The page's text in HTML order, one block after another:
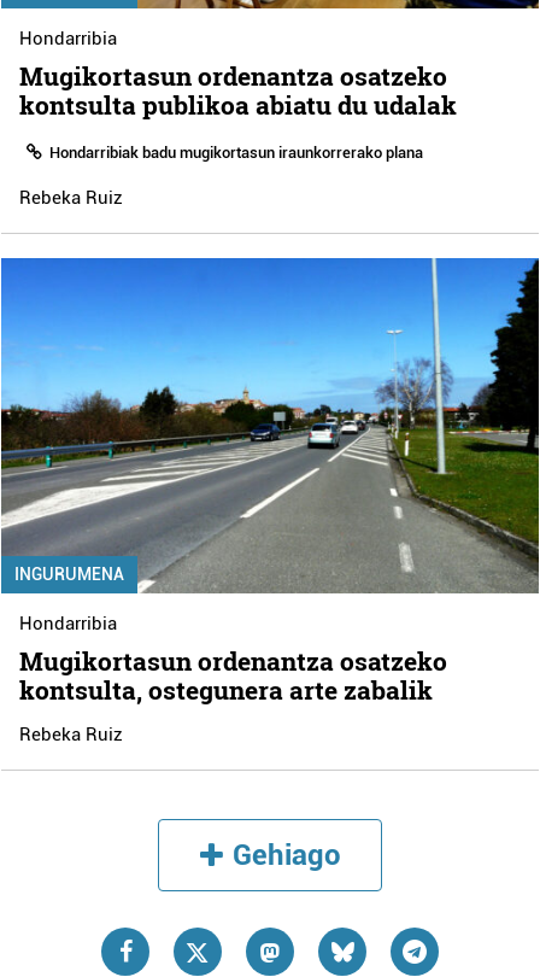
Hondarribia
Mugikortasun ordenantza osatzeko
kontsulta publikoa abiatu du udalak
Hondarribiak badu mugikortasun iraunkorrerako plana
Rebeka Ruiz
INGURUMENA
Hondarribia
Mugikortasun ordenantza osatzeko
kontsulta, ostegunera arte zabalik
Rebeka Ruiz
Gehiago